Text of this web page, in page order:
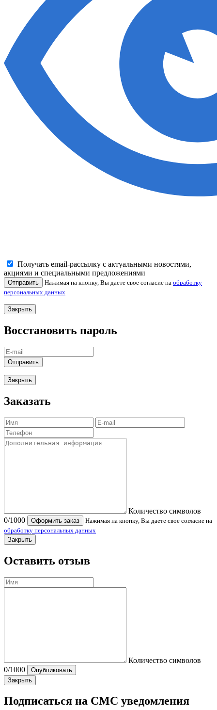
Получать email-рассылку с актуальными новостями,
акциями и специальными предложениями
Отправить Нажимая на кнопку, Вы даете свое согласие на обработку
персональных данных
Закрыть
Восстановить пароль
Отправить
Закрыть
Заказать
Количество символов
0/1000 Оформить заказ
Нажимая на кнопку, Вы даете свое согласие на
обработку персональных данных
Закрыть
Оставить отзыв
Количество символов
0/1000
Опубликовать
Закрыть
Подписаться на СМС уведомления